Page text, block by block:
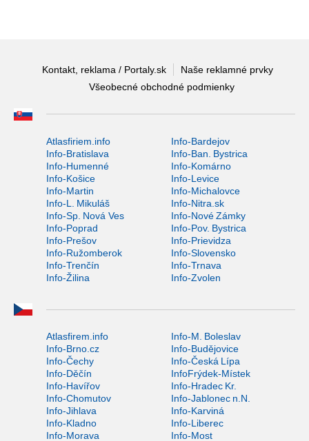
Kontakt, reklama / Portaly.sk
Naše reklamné prvky
Všeobecné obchodné podmienky
Atlasfiriem.info
Info-Bardejov
Info-Bratislava
Info-Ban. Bystrica
Info-Humenné
Info-Komárno
Info-Košice
Info-Levice
Info-Martin
Info-Michalovce
Info-L. Mikuláš
Info-Nitra.sk
Info-Sp. Nová Ves
Info-Nové Zámky
Info-Poprad
Info-Pov. Bystrica
Info-Prešov
Info-Prievidza
Info-Ružomberok
Info-Slovensko
Info-Trenčín
Info-Trnava
Info-Žilina
Info-Zvolen
Atlasfirem.info
Info-M. Boleslav
Info-Brno.cz
Info-Budějovice
Info-Čechy
Info-Česká Lípa
Info-Děčín
InfoFrýdek-Místek
Info-Havířov
Info-Hradec Kr.
Info-Chomutov
Info-Jablonec n.N.
Info-Jihlava
Info-Karviná
Info-Kladno
Info-Liberec
Info-Morava
Info-Most